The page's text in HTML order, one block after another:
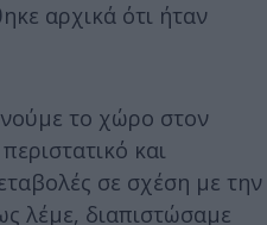
αρχικά ότι ήταν
το χώρο στον
και
σε σχέση με την
λέμε, διαπιστώσαμε